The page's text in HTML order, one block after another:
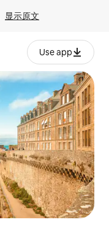
显示原文
Use app